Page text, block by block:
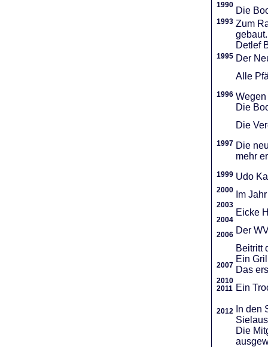
1990
Die
1993 Zum
gebaut.
Detlef
1995 Der
Alle
1996
Die
Die
1997 Die
mehr
1999
2000
2003
2004
2006
2007
2010
2011
2012
Udo
Im
Eicke
Der
Beitritt
Ein
Das
Ein
In den
Die